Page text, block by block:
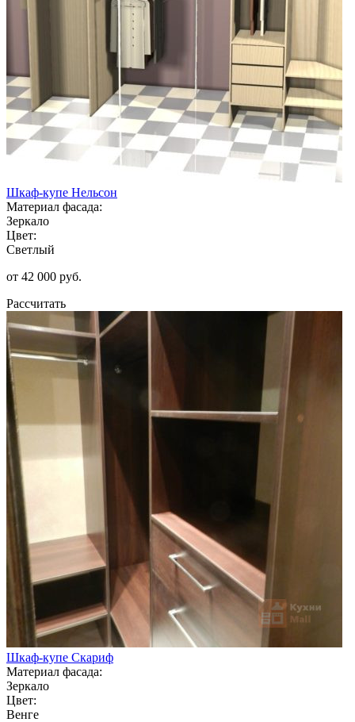
Шкаф-купе Нельсон
Материал фасада:
Зеркало
Цвет:
Светлый
от 42 000 руб.
Рассчитать
Шкаф-купе Скариф
Материал фасада:
Зеркало
Цвет:
Венге